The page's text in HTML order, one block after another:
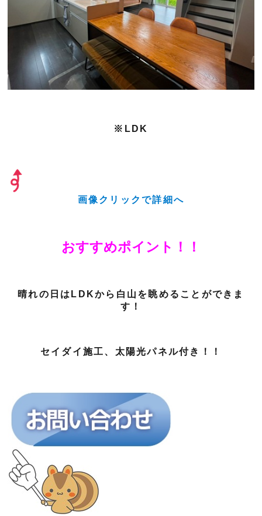
※LDK
画像クリックで詳細へ
おすすめポイント！！
晴れの日はLDKから白山を眺めることができま
す！
セイダイ施工、太陽光パネル付き！！